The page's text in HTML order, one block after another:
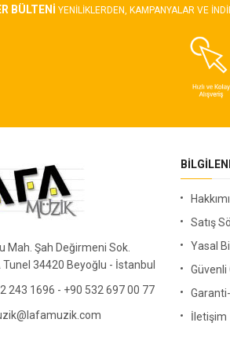
BÜLTENİ YENILIKLERDEN, KAMPANYALAR VE
Mah. Şah Değirmeni Sok.
Tunel 34420 Beyoğlu - İstanbul
243 1696 - +90 532 697 00 77
Satış
Yasal
Güvenli
İletişim